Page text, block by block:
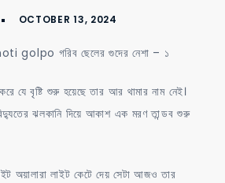
গুদের
নেশা
গরিব ছেলের গুদের নেশা – ১
যে বৃষ্টি শুরু হয়েছে তার আর থামার নাম নেই।
ঝলকানি দিয়ে আকাশ এক মরণ তান্ডব শুরু
অয়ালারা লাইট কেটে দেয় সেটা আজও তার